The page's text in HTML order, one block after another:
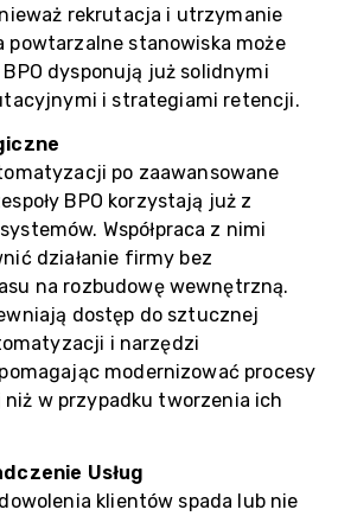
rekrutacja i utrzymanie
powtarzalne stanowiska może
dysponują już solidnymi
i strategiami retencji.
po zaawansowane
BPO korzystają już z
Współpraca z nimi
działanie firmy bez
na rozbudowę wewnętrzną.
dostęp do sztucznej
i narzędzi
modernizować procesy
w przypadku tworzenia ich
Usług
klientów spada lub nie